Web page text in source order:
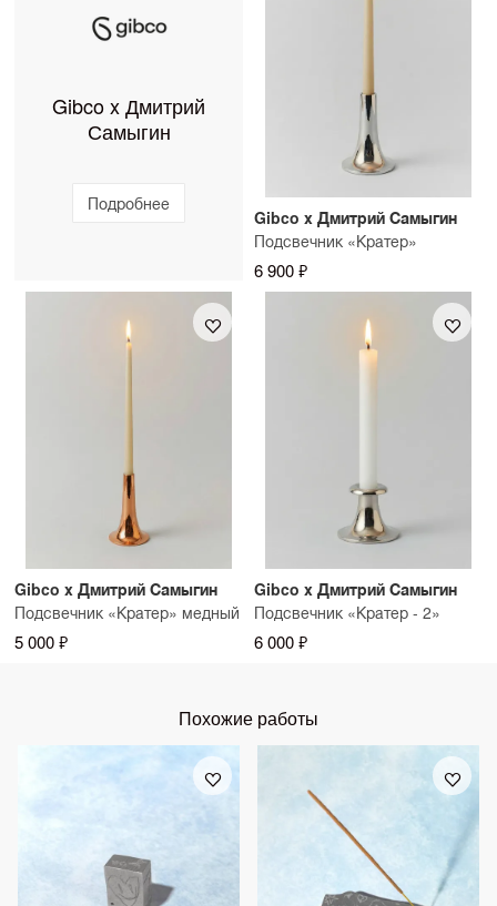
Gibco x Дмитрий
Самыгин
Подробнее
Gibco x Дмитрий Самыгин
Подсвечник «Кратер»
6 900 ₽
Gibco x Дмитрий Самыгин
Подсвечник «Кратер» медный
5 000 ₽
Gibco x Дмитрий Самыгин
Подсвечник «Кратер - 2»
6 000 ₽
Похожие работы